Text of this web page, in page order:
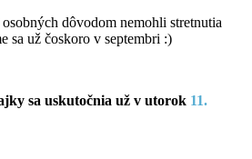
dôvodom nemohli stretnutia
sa už čoskoro v septembri :)
sa uskutočnia už v utorok 11.